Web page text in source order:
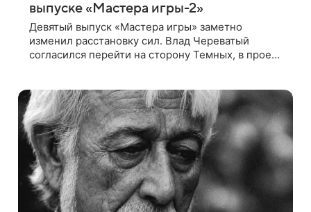
выпуске «Мастера игры-2»
Девятый выпуск «Мастера игры» заметно
изменил расстановку сил. Влад Череватый
согласился перейти на сторону Темных, в проект